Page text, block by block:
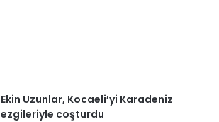
Ekin Uzunlar, Kocaeli’yi Karadeniz
ezgileriyle coşturdu